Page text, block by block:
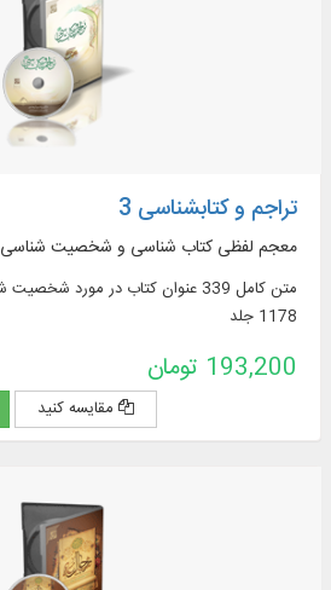
تراجم و کتابشناسی 3
معجم لفظی کتاب ‏شناسی و شخصیت‏
متن کامل 339 عنوان کتاب در مورد
1178 جلد
193,200 تومان
مقایسه کنید